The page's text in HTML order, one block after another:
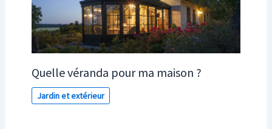
Quelle véranda pour ma maison ?
Jardin et extérieur